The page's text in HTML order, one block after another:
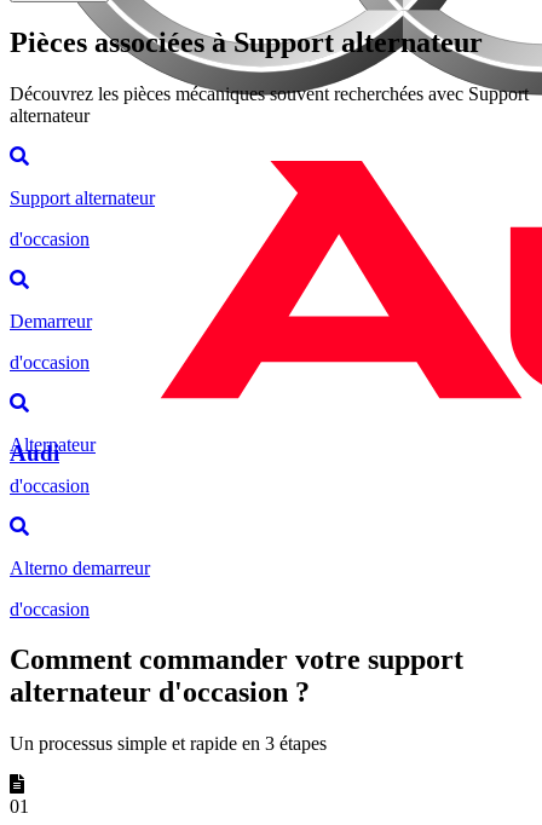
Audi
Pièces associées à Support alternateur
Découvrez les pièces mécaniques souvent recherchées avec Support
alternateur
Support alternateur
d'occasion
Demarreur
d'occasion
Alternateur
d'occasion
Alterno demarreur
d'occasion
Comment commander votre support
alternateur d'occasion ?
Un processus simple et rapide en 3 étapes
01